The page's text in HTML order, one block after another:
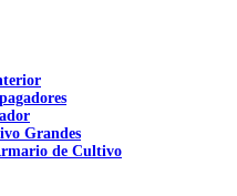
Grandes
de Cultivo